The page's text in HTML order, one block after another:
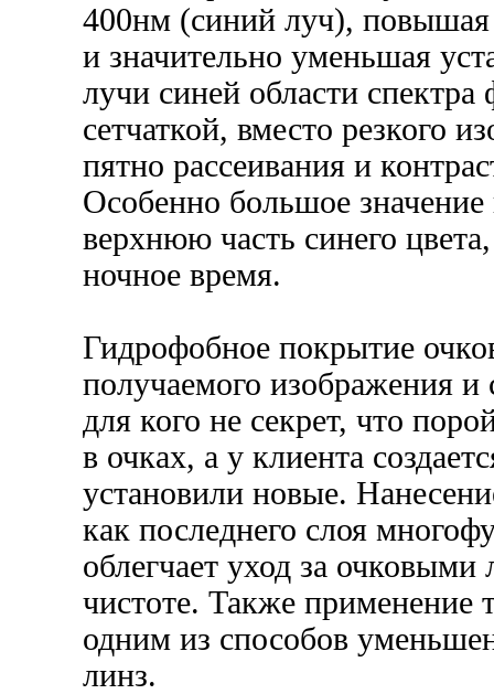
400нм (синий луч), повышая
и значительно уменьшая
лучи синей области
сетчаткой, вместо резкого
пятно рассеивания и
Особенно большое
верхнюю часть синего
ночное время.
Гидрофобное покрытие
получаемого изображения
для кого не секрет, что
в очках, а у клиента
установили новые.
как последнего слоя
облегчает уход за
чистоте. Также применение
одним из способов
линз.